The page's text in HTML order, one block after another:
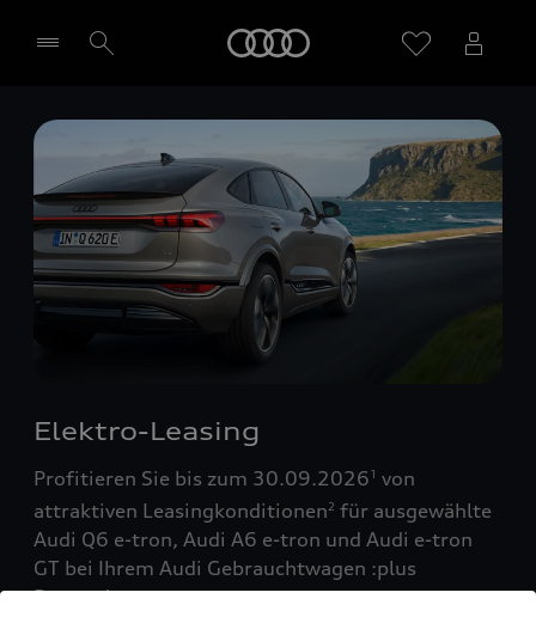
Händler wählen
Elektro-Leasing
Profitieren Sie bis zum 30.09.20261 von
attraktiven Leasingkonditionen2 für ausgewählte
Audi Q6 e-tron, Audi A6 e-tron und Audi e-tron
GT bei Ihrem Audi Gebrauchtwagen :plus
Partner!